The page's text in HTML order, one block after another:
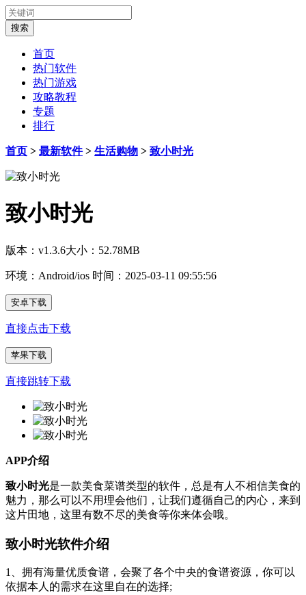
首页
热门软件
热门游戏
攻略教程
专题
排行
首页 > 最新软件> 生活购物 > 致小时光
致小时光
版本：v1.3.6大小：52.78MB
环境：Android/ios 时间：2025-03-11 09:55:56
安卓下载
直接点击下载
苹果下载
直接跳转下载
APP介绍
致小时光是一款美食菜谱类型的软件，总是有人不相信美食的
魅力，那么可以不用理会他们，让我们遵循自己的内心，来到
这片田地，这里有数不尽的美食等你来体会哦。
致小时光软件介绍
1、拥有海量优质食谱，会聚了各个中央的食谱资源，你可以
依据本人的需求在这里自在的选择;